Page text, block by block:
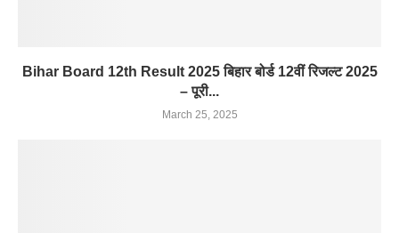
Bihar Board 12th Result 2025 बिहार बोर्ड 12वीं रिजल्ट 2025
– पूरी...
March 25, 2025